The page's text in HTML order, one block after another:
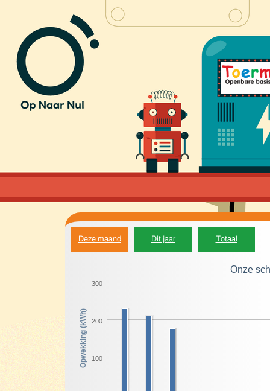
Deze maand Dit jaar Totaal
Opwekking (kWh)
Onze
100
200
300